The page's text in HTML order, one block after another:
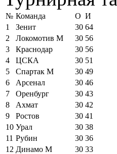
№ Команда О И
1
Зенит 30 64
2
Локомотив М 30 56
3
Краснодар 30 56
4
ЦСКА 30 51
5
Спартак М 30 49
6
Арсенал 30 46
7
Оренбург 30 43
8
Ахмат 30 42
9
Ростов 30 41
10 Урал 30 38
11 Рубин 30 36
12 Динамо М 30 33